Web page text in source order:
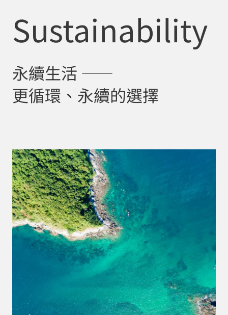
Sustainability
永續生活 ——
更循環、永續的選擇